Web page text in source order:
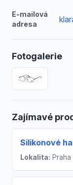
E-mailová
adresa
Fotogalerie
Zajímavé
Silikonové
Lokalita: Praha